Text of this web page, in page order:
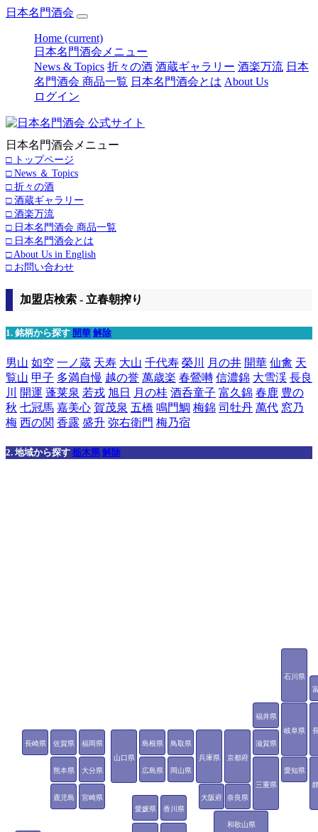
日本名門酒会
Home (current)
日本名門酒会メニュー
News & Topics 折々の酒 酒蔵ギャラリー 酒楽万流 日本
名門酒会 商品一覧 日本名門酒会とは About Us
ログイン
日本名門酒会メニュー
□ トップページ
□ News ＆ Topics
□ 折々の酒
□ 酒蔵ギャラリー
□ 酒楽万流
□ 日本名門酒会 商品一覧
□ 日本名門酒会とは
□ About Us in English
□ お問い合わせ
加盟店検索 - 立春朝搾り
1. 銘柄から探す 開華 解除
男山 如空 一ノ蔵 天寿 大山 千代寿 榮川 月の井 開華 仙禽 天
覧山 甲子 多満自慢 越の誉 萬歳楽 春鶯囀 信濃錦 大雪渓 長良
川
開運 蓬莱泉 若戎 旭日 月の桂 酒呑童子 富久錦 春鹿 豊の
秋 七冠馬 嘉美心 賀茂泉 五橋 鳴門鯛 梅錦 司牡丹 萬代 窓乃
梅 西の関 香露 盛升 弥右衛門 梅乃宿
2. 地域から探す 栃木県 解除
石川県
福井県
岐阜県
愛知県
三重県
滋賀県
京都府
大阪府
兵庫県
奈良県
和歌山県
鳥取県
島根県
岡山県
広島県
山口県
香川県
愛媛県
福岡県
佐賀県
長崎県
熊本県 大分県
宮崎県
鹿児島